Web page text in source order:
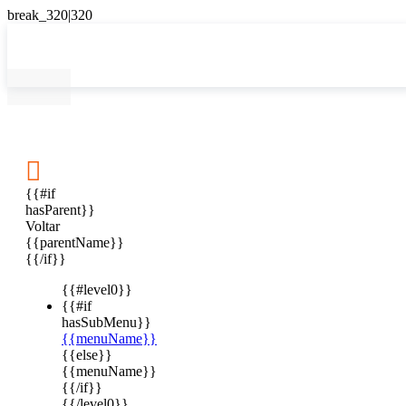

{{#if
hasParent}}
Voltar
{{parentName}}
{{/if}}
{{#level0}}
{{#if
hasSubMenu}}
{{menuName}}
{{else}}
{{menuName}}
{{/if}}